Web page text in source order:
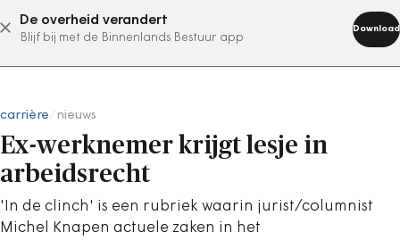
De overheid verandert
Blijf bij met de Binnenlands Bestuur app
Download
abonneer nu
carrière nieuws
Ex-werknemer krijgt lesje in
arbeidsrecht
'In de clinch' is een rubriek waarin jurist/columnist
Michel Knapen actuele zaken in het